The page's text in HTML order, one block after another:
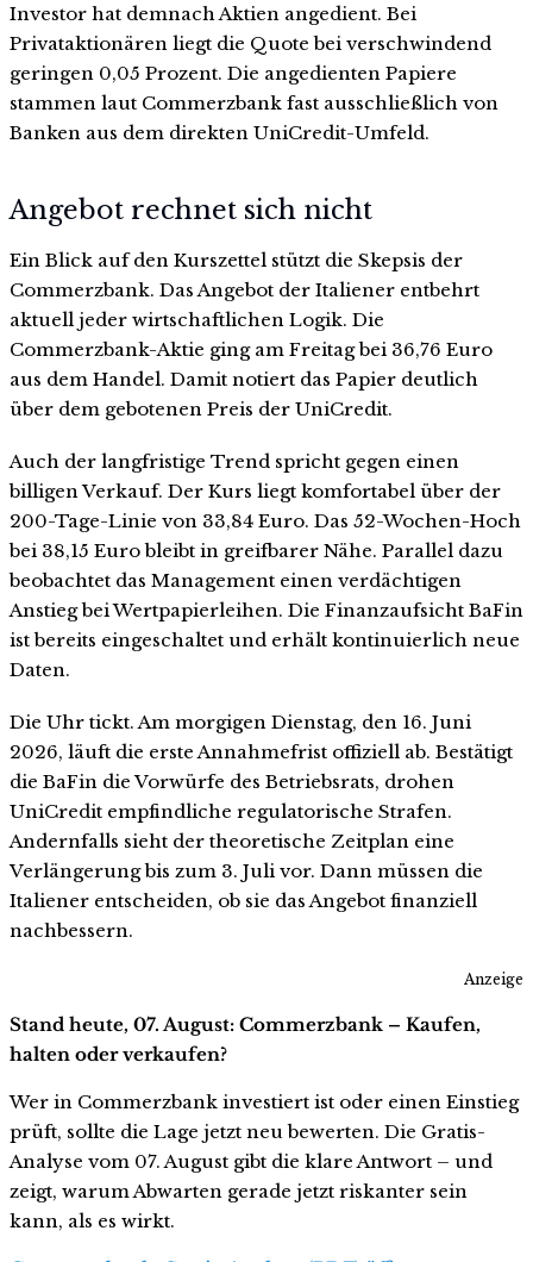
Investor hat demnach Aktien angedient. Bei
Privataktionären liegt die Quote bei verschwindend
geringen 0,05 Prozent. Die angedienten Papiere
stammen laut Commerzbank fast ausschließlich von
Banken aus dem direkten UniCredit-Umfeld.
Angebot rechnet sich nicht
Ein Blick auf den Kurszettel stützt die Skepsis der
Commerzbank. Das Angebot der Italiener entbehrt
aktuell jeder wirtschaftlichen Logik. Die
Commerzbank-Aktie ging am Freitag bei 36,76 Euro
aus dem Handel. Damit notiert das Papier deutlich
über dem gebotenen Preis der UniCredit.
Auch der langfristige Trend spricht gegen einen
billigen Verkauf. Der Kurs liegt komfortabel über der
200-Tage-Linie von 33,84 Euro. Das 52-Wochen-Hoch
bei 38,15 Euro bleibt in greifbarer Nähe. Parallel dazu
beobachtet das Management einen verdächtigen
Anstieg bei Wertpapierleihen. Die Finanzaufsicht BaFin
ist bereits eingeschaltet und erhält kontinuierlich neue
Daten.
Die Uhr tickt. Am morgigen Dienstag, den 16. Juni
2026, läuft die erste Annahmefrist offiziell ab. Bestätigt
die BaFin die Vorwürfe des Betriebsrats, drohen
UniCredit empfindliche regulatorische Strafen.
Andernfalls sieht der theoretische Zeitplan eine
Verlängerung bis zum 3. Juli vor. Dann müssen die
Italiener entscheiden, ob sie das Angebot finanziell
nachbessern.
Anzeige
Stand heute, 07. August: Commerzbank – Kaufen,
halten oder verkaufen?
Wer in Commerzbank investiert ist oder einen Einstieg
prüft, sollte die Lage jetzt neu bewerten. Die Gratis-
Analyse vom 07. August gibt die klare Antwort – und
zeigt, warum Abwarten gerade jetzt riskanter sein
kann, als es wirkt.